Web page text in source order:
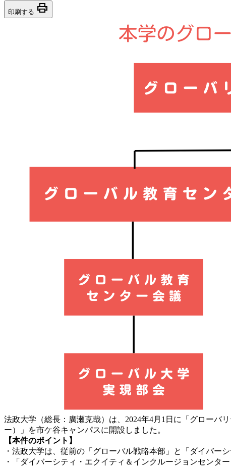
印刷する print
法政大学（総長：廣瀬克哉）は、2024年4月1日に「グローバ
ー）」を市ケ谷キャンパスに開設しました。
【本件のポイント】
・法政大学は、従前の「グローバル戦略本部」と「ダイバー
・「ダイバーシティ・エクイティ＆インクルージョンセンタ